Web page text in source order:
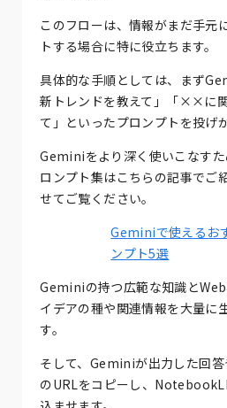
このフローは、情報がまだ手元
トする場合に特に役立ちます。
具体的な手順としては、まず
新トレンドを教えて」「××に
て」といったプロンプトを投げ
Geminiをより深く使いこなす
ロンプト集はこちらの記事でご
せてご覧ください。
Geminiで使えるお
ンプト5選
Geminiの持つ広範な知識と
イデアの種や関連情報を大量に
す。
そして、Geminiが出力した回
のURLをコピーし、